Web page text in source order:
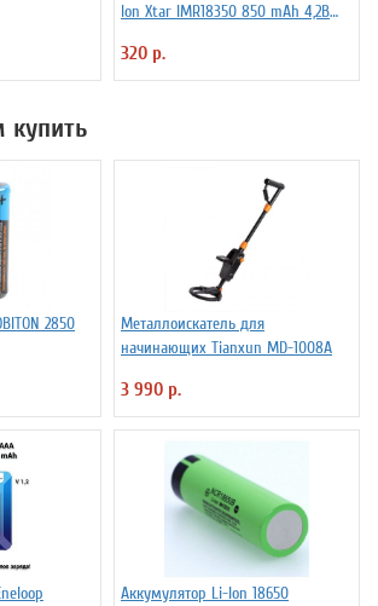
Ion Xtar IMR18350 850 mAh 4,2В
320 р.
купить
2850
Металлоискатель для
начинающих Tianxun MD-1008A
3 990 р.
Аккумулятор Li-Ion 18650